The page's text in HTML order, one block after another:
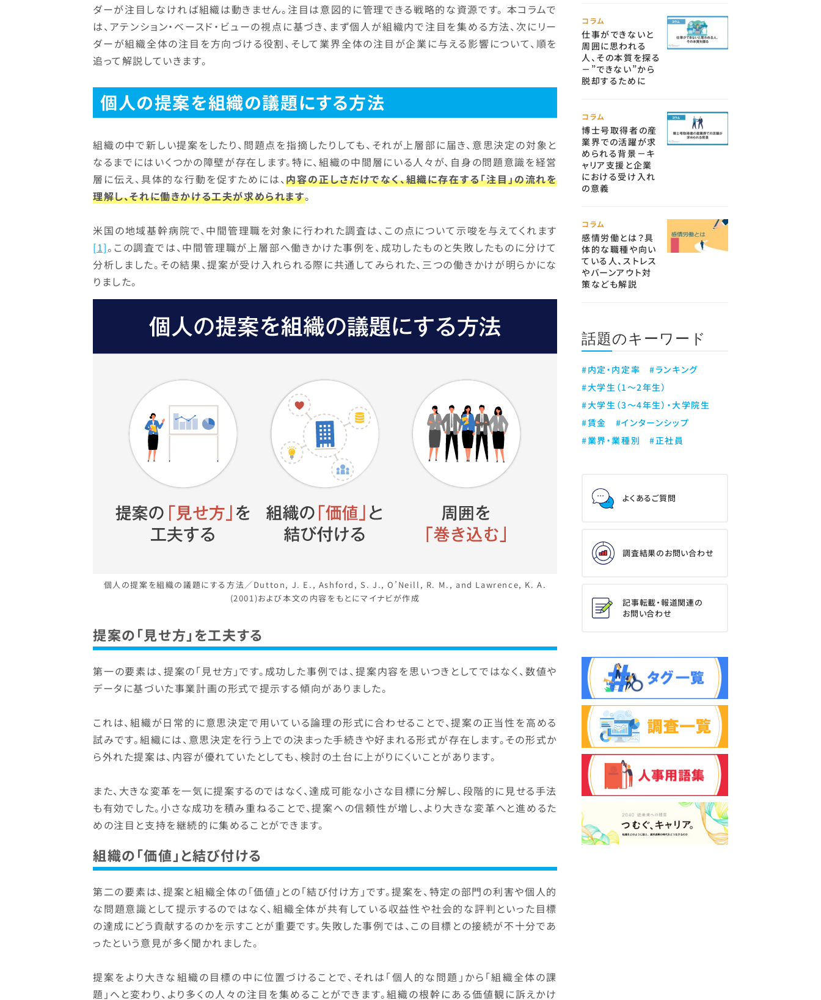
ダーが注目しなければ組織は動きません。注目は意図的に管理できる戦略的な資源です。 本コラムで
は、アテンション・ベースド・ビューの視点に基づき、まず個人が組織内で注目を集める方法、次にリー
ダーが組織全体の注目を方向づける役割、そして業界全体の注目が企業に与える影響について、順を
追って解説していきます。
個人の提案を組織の議題にする方法
組織の中で新しい提案をしたり、問題点を指摘したりしても、それが上層部に届き、意思決定の対象と
なるまでにはいくつかの障壁が存在します。特に、組織の中間層にいる人々が、自身の問題意識を経営
層に伝え、具体的な行動を促すためには、内容の正しさだけでなく、組織に存在する「注目」の流れを
理解し、それに働きかける工夫が求められます。
米国の地域基幹病院で、中間管理職を対象に行われた調査は、この点について示唆を与えてくれます
[1]。この調査では、中間管理職が上層部へ働きかけた事例を、成功したものと失敗したものに分けて
分析しました。その結果、提案が受け入れられる際に共通してみられた、三つの働きかけが明らかにな
りました。
個人の提案を組織の議題にする方法／Dutton, J. E., Ashford, S. J., O’Neill, R. M., and Lawrence, K. A.
(2001)および本文の内容をもとにマイナビが作成
提案の「見せ方」を工夫する
第一の要素は、提案の「見せ方」です。成功した事例では、提案内容を思いつきとしてではなく、数値や
データに基づいた事業計画の形式で提示する傾向がありました。
これは、組織が日常的に意思決定で用いている論理の形式に合わせることで、提案の正当性を高める
試みです。組織には、意思決定を行う上での決まった手続きや好まれる形式が存在します。その形式か
ら外れた提案は、内容が優れていたとしても、検討の土台に上がりにくいことがあります。
また、大きな変革を一気に提案するのではなく、達成可能な小さな目標に分解し、段階的に見せる手法
も有効でした。小さな成功を積み重ねることで、提案への信頼性が増し、より大きな変革へと進めるた
めの注目と支持を継続的に集めることができます。
組織の「価値」と結び付ける
第二の要素は、提案と組織全体の「価値」との「結び付け方」です。提案を、特定の部門の利害や個人的
な問題意識として提示するのではなく、組織全体が共有している収益性や社会的な評判といった目標
の達成にどう貢献するのかを示すことが重要です。失敗した事例では、この目標との接続が不十分であ
ったという意見が多く聞かれました。
提案をより大きな組織の目標の中に位置づけることで、それは「個人的な問題」から「組織全体の課
題」へと変わり、より多くの人々の注目を集めることができます。組織の根幹にある価値観に訴えかけ
コラム
仕事ができないと
周囲に思われる
人、その本質を探る
－”できない”から
脱却するために
コラム
博士号取得者の産
業界での活躍が求
められる背景－キ
ャリア支援と企業
における受け入れ
の意義
コラム
感情労働とは？具
体的な職種や向い
ている人、ストレス
やバーンアウト対
策なども解説
話題のキーワード
#内定・内定率
#ランキング
#大学生（1～2年生）
#大学生（3～4年生）・大学院生
#賃金
#インターンシップ
#業界・業種別
#正社員
よくあるご質問
調査結果のお問い合わせ
記事転載・報道関連の
お問い合わせ